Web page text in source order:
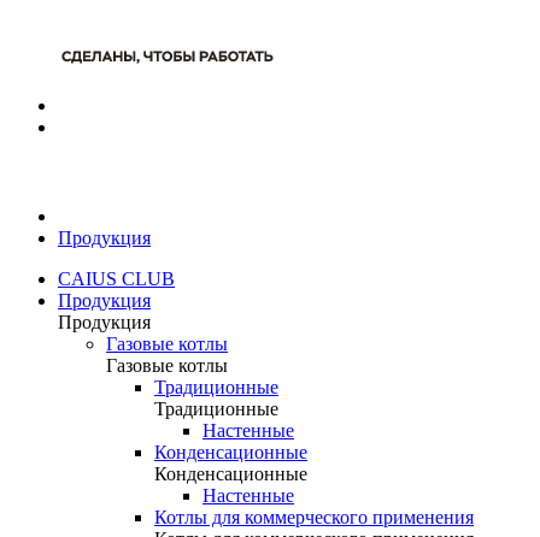
Продукция
CAIUS CLUB
Продукция
Продукция
Газовые котлы
Газовые котлы
Традиционные
Традиционные
Настенные
Конденсационные
Конденсационные
Настенные
Котлы для коммерческого применения